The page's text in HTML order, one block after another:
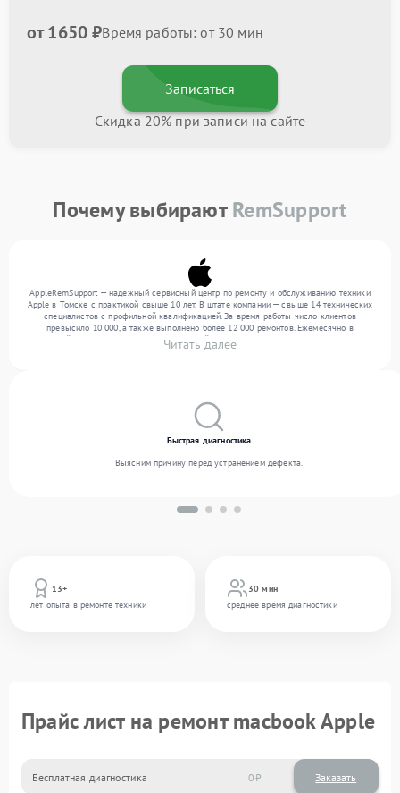
от 1650 ₽Время работы: от 30 мин
Записаться
Скидка 20% при записи на сайте
Почему выбираютRemSupport
AppleRemSupport — надежный сервисный центр по ремонту и обслуживанию техники
Apple в Томске с практикой свыше 10 лет. В штате компании — свыше 14 технических
специалистов с профильной квалификацией. За время работы число клиентов
превысило 10 000, а также выполнено более 12 000 ремонтов. Ежемесячно в
сервисный центр поступает более 300 устройств, включая , , . Мы работаем с широким
спектром неисправностей и предлагаем стабильный уровень сервиса благодаря
Читать далее
13+
лет опыта в ремонте техники
30 мин
среднее время диагностики
Быстрая диагностика
Выясним причину перед устранением дефекта.
Прайс лист на ремонт macbook Apple
Бесплатная диагностика 0 Заказать